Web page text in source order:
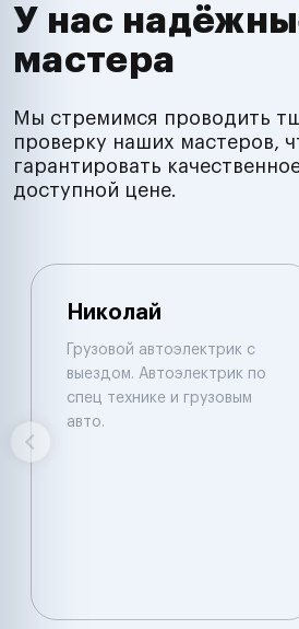
У нас
мастера
Мы стремимся проводить
проверку наших мастеров,
гарантировать
доступной цене.
Николай
Грузовой автоэлектрик с
выездом. Автоэлектрик по
спец технике и грузовым
авто.